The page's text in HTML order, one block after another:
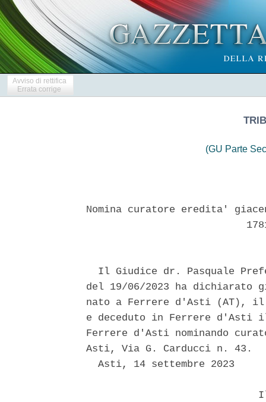
Avviso di rettifica
Errata corrige
(GU Parte
Nomina curatore eredita'
Il Giudice dr. Pasquale
del 19/06/2023 ha dichiarato
nato a Ferrere d'Asti (AT), il
e deceduto in Ferrere d'Asti
Ferrere d'Asti nominando
Asti, Via G. Carducci n. 43.
  Asti, 14 settembre 2023